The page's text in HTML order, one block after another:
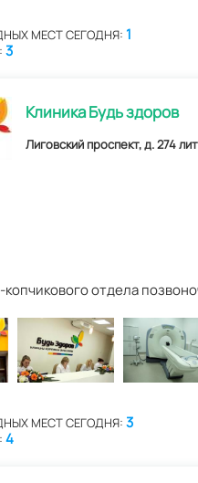
МЕСТ СЕГОДНЯ: 1
3
Клиника Будь здоров
Лиговский проспект, д. 274
отдела
МЕСТ СЕГОДНЯ: 3
4